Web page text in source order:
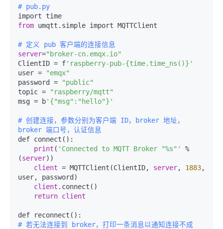
# pub.py
from umqtt.simple import MQTTClient
# 定义 pub 客户端的连接信息
server="broker-cn.emqx.io"
ClientID = f'raspberry-pub-{time.time_ns()}'
user =
"emqx"
password =
"public"
topic =
"raspberry/mqtt"
msg = b'{"msg":"hello"}'
# 创建连接，参数分别为客户端 ID，broker 地址，
broker 端口号，认证信息
def connect():
print ( 'Connected to MQTT Broker "%s"'
%
(server))
client = MQTTClient(ClientID, server, 1883,
user, password)
client .connect()
return client
# 若无法连接到 broker，打印一条消息以通知连接不成